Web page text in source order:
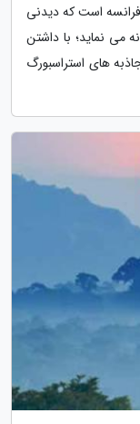
است که دیدنی
می نماید؛ با داشتن
های استراسبورگ